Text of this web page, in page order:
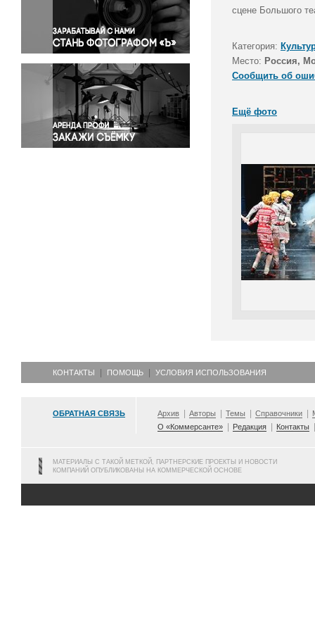
Правосудие
Происшествия и конфликты
Религия
Светская жизнь
Спорт
Экология
Экономика и бизнес
сцене Большого
Категория:
Место: Россия,
Сообщить об
Ещё фото
КОНТАКТЫ ПОМОЩЬ УСЛОВИЯ ИСПОЛЬЗОВАНИЯ
ОБРАТНАЯ СВЯЗЬ Архив Авторы Темы Справочники
О «Коммерсанте»
Редакция Контакты
МАТЕРИАЛЫ С ТАКОЙ МЕТКОЙ, ПАРТНЕРСКИЕ ПРОЕКТЫ И НОВОСТИ
КОМПАНИЙ ОПУБЛИКОВАНЫ НА КОММЕРЧЕСКОЙ ОСНОВЕ